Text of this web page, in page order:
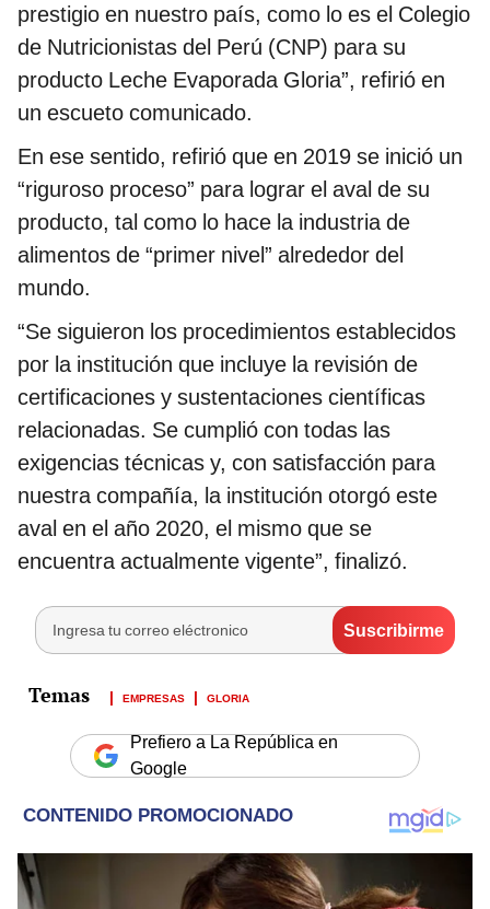
prestigio en nuestro país, como lo es el Colegio
de Nutricionistas del Perú (CNP) para su
producto Leche Evaporada Gloria”, refirió en
un escueto comunicado.
En ese sentido, refirió que en 2019 se inició un
“riguroso proceso” para lograr el aval de su
producto, tal como lo hace la industria de
alimentos de “primer nivel” alrededor del
mundo.
“Se siguieron los procedimientos establecidos
por la institución que incluye la revisión de
certificaciones y sustentaciones científicas
relacionadas. Se cumplió con todas las
exigencias técnicas y, con satisfacción para
nuestra compañía, la institución otorgó este
aval en el año 2020, el mismo que se
encuentra actualmente vigente”, finalizó.
EMPRESAS GLORIA
Prefiero a La República en
Google